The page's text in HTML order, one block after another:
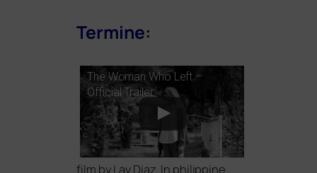
Termine:
The Woman Who Left –
Official Trailer
film by Lav Diaz. In phil­ip­pi­ne